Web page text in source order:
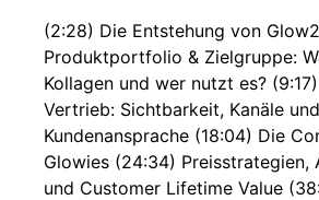
(2:28) Die Entstehung von
Produktportfolio & Zielgruppe:
Kollagen und wer nutzt es?
Vertrieb: Sichtbarkeit, Kanäle und
Kundenansprache (18:04) Die
Glowies (24:34) Preisstrategien,
und Customer Lifetime Value